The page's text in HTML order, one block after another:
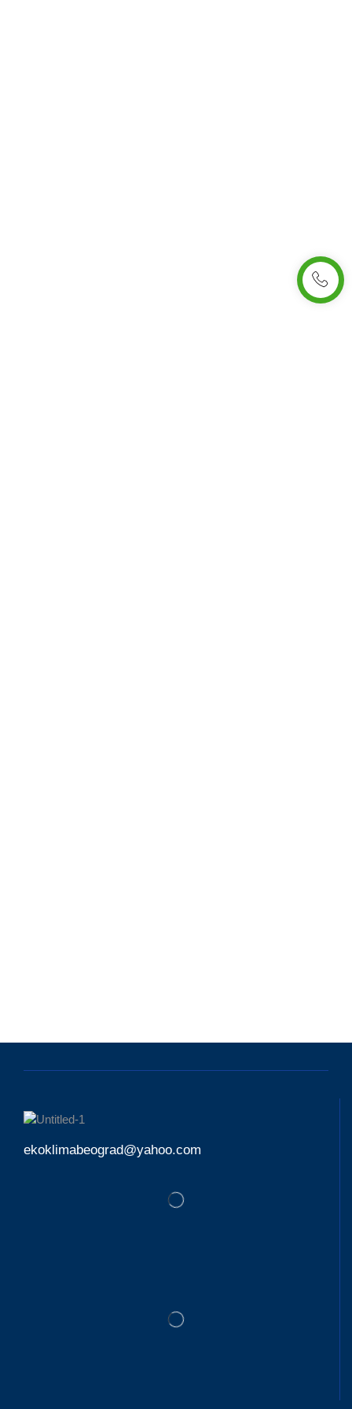
ekoklimabeograd@yahoo.com